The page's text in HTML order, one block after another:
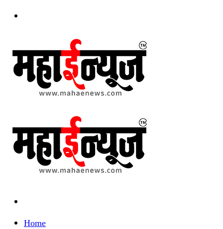
Home